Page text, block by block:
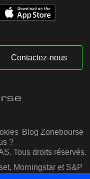
Contactez-nous
Blog Zonebourse
?
Tous droits réservés.
Morningstar et S&P